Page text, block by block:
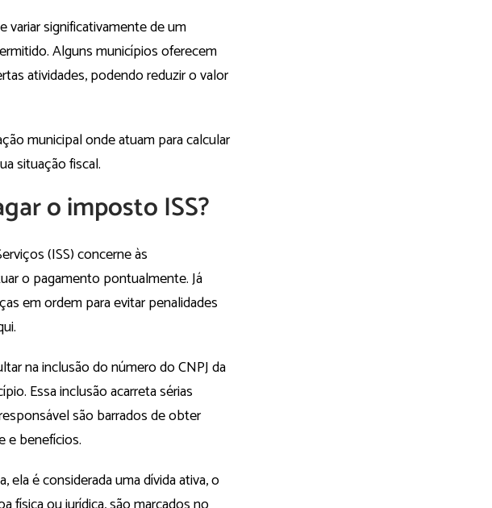
variar significativamente de um
Alguns municípios oferecem
atividades, podendo reduzir o valor
municipal onde atuam para calcular
situação fiscal.
o imposto ISS?
(ISS) concerne às
o pagamento pontualmente. Já
em ordem para evitar penalidades
na inclusão do número do CNPJ da
Essa inclusão acarreta sérias
são barrados de obter
e benefícios.
ela é considerada uma dívida ativa, o